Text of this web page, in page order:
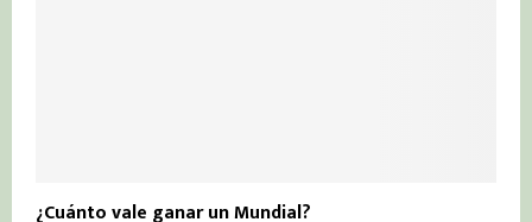
¿Cuánto vale ganar un Mundial?